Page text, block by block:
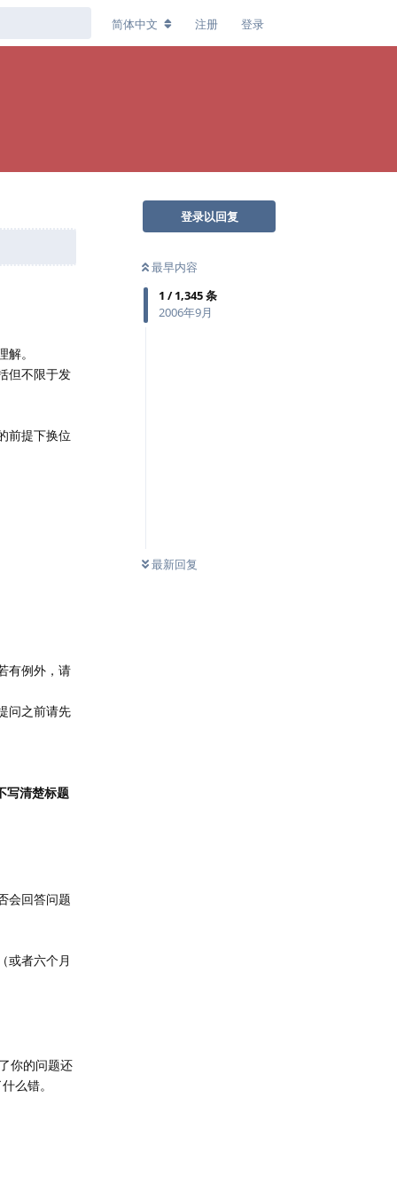
简体中文 注册 登录
登录以回复
最早内容
1 /1,345条
2006年9月
最新回复
。
但不限于发
前提下换位
有例外，请
问之前请先
写清楚标题
会回答问题
或者六个月
你的问题还
么错。